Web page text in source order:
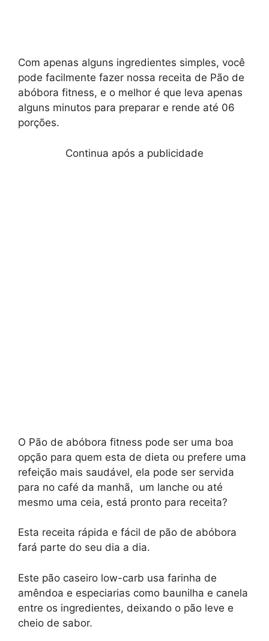
Com apenas alguns ingredientes simples, você
pode facilmente fazer nossa receita de Pão de
abóbora fitness, e o melhor é que leva apenas
alguns minutos para preparar e rende até 06
porções.
Continua após a publicidade
O Pão de abóbora fitness pode ser uma boa
opção para quem esta de dieta ou prefere uma
refeição mais saudável, ela pode ser servida
para no café da manhã, um lanche ou até
mesmo uma ceia, está pronto para receita?
Esta receita rápida e fácil de pão de abóbora
fará parte do seu dia a dia.
Este pão caseiro low-carb usa farinha de
amêndoa e especiarias como baunilha e canela
entre os ingredientes, deixando o pão leve e
cheio de sabor.